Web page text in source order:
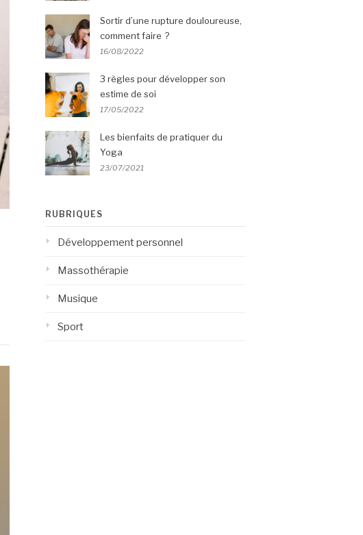
Sortir d’une rupture douloureuse,
comment faire ?
16/08/2022
3 règles pour développer son
estime de soi
17/05/2022
Les bienfaits de pratiquer du
Yoga
23/07/2021
RUBRIQUES
Développement personnel
Massothérapie
Musique
Sport